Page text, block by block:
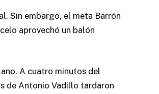
Sin embargo, el meta Barrón
aprovechó un balón
A cuatro minutos del
de Antonio Vadillo tardaron